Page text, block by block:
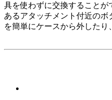
具を使わずに交換することが
あるアタッチメント付近の
を簡単にケースから外したり